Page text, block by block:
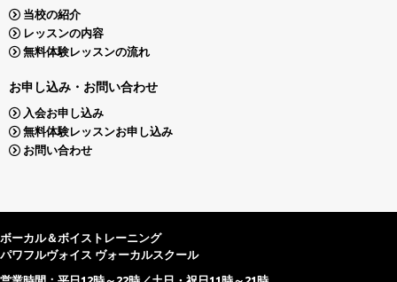
当校の紹介
レッスンの内容
無料体験レッスンの流れ
お申し込み・お問い合わせ
入会お申し込み
無料体験レッスンお申し込み
お問い合わせ
ボーカル＆ボイストレーニング
パワフルヴォイス ヴォーカルスクール